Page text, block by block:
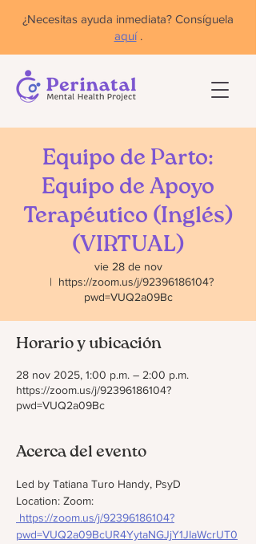
¿Necesitas ayuda inmediata? Consíguela
aquí.
Equipo de Parto:
Equipo de Apoyo
Terapéutico (Inglés)
(VIRTUAL)
vie 28 de nov
  |
https://zoom.us/j/92396186104?
pwd=VUQ2a09Bc
Horario y ubicación
28 nov 2025, 1:00 p.m. – 2:00 p.m.
https://zoom.us/j/92396186104?
pwd=VUQ2a09Bc
Acerca del evento
Led by Tatiana Turo Handy, PsyD
Location: Zoom:
https://zoom.us/j/92396186104?
pwd=VUQ2a09BcUR4YytaNGJjY1JIaWcrUT0